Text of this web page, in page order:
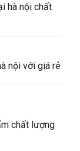
hà nội chất
nội với giá rẻ
chất lượng